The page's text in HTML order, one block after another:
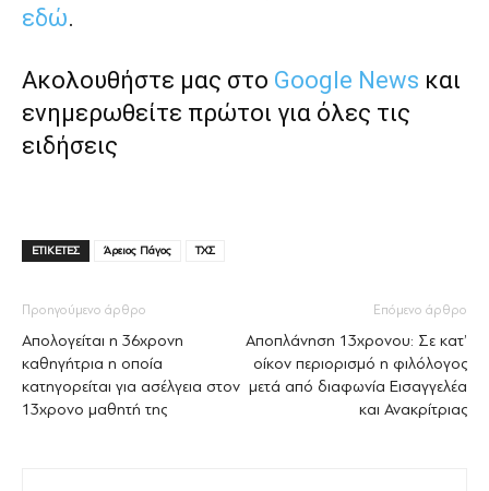
εδώ.
Ακολουθήστε μας στο Google News και
ενημερωθείτε πρώτοι για όλες τις
ειδήσεις
ΕΤΙΚΕΤΕΣ Άρειος Πάγος ΤΧΣ
Προηγούμενο άρθρο
Απολογείται η 36χρονη
καθηγήτρια η οποία
κατηγορείται για ασέλγεια στον
13χρονο μαθητή της
Επόμενο άρθρο
Αποπλάνηση 13χρονου: Σε κατ’
οίκον περιορισμό η φιλόλογος
μετά από διαφωνία Εισαγγελέα
και Ανακρίτριας